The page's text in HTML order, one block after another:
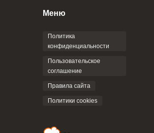
Меню
Политика
конфиденциальности
Пользовательское
соглашение
Правила сайта
Политики cookies